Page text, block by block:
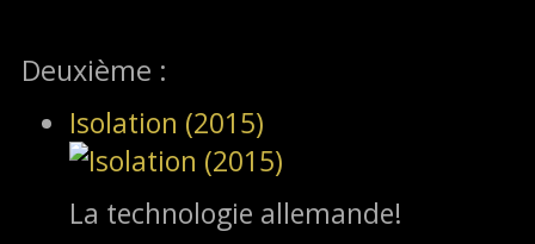
Deuxième :
Isolation (2015)
La technologie allemande!